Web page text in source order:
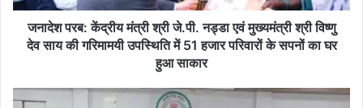
कें
श्री
जनादेश परब: केंद्रीय मंत्री श्री जे.पी. नड्डा एवं मुख्यमंत्री श्री विष्णु
देव साय की गरिमामयी उपस्थिति में 51 हजार परिवारों के सपनों का घर
हुआ साकार